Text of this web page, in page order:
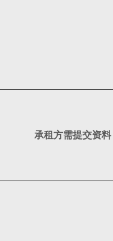
承租方需提交资料